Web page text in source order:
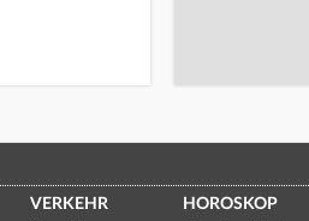
VERKEHR HOROSKOP